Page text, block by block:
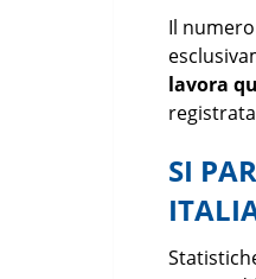
Il
lavora
SI